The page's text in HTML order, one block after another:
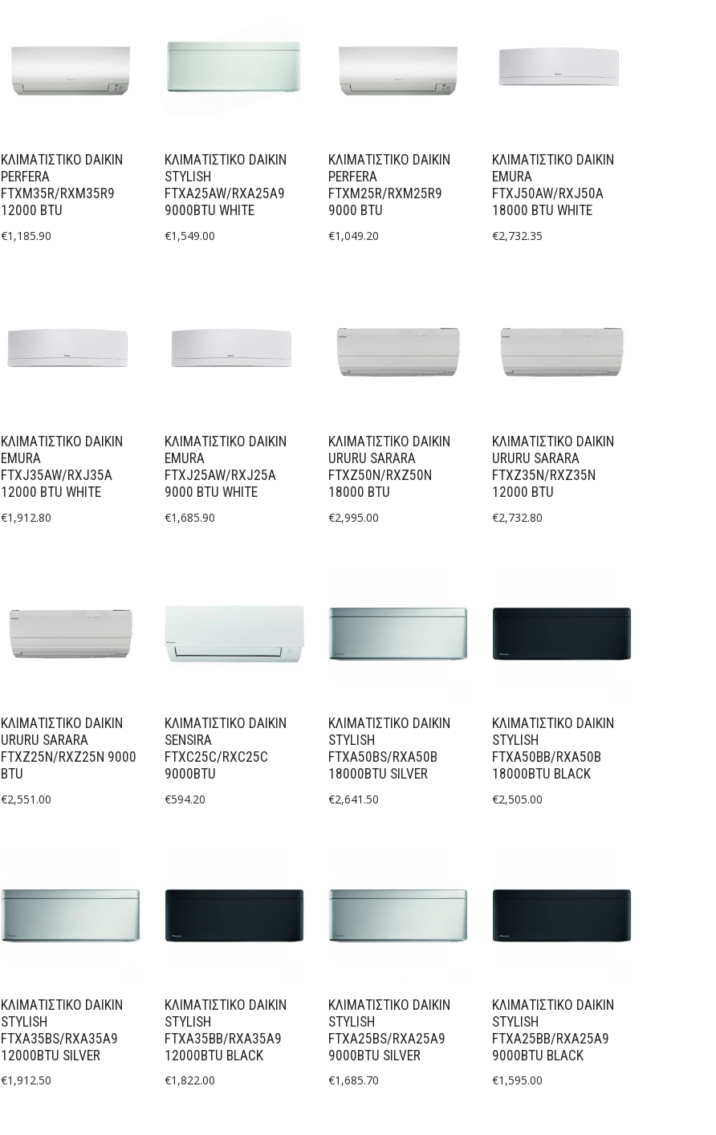
ΚΛΙΜΑΤΙΣΤΙΚΟ DAIKIN
PERFERA
FTXM35R/RXM35R9
12000 BTU
€1,185.90
ΚΛΙΜΑΤΙΣΤΙΚΟ DAIKIN
STYLISH
FTXA25AW/RXA25A9
9000BTU WHITE
€1,549.00
ΚΛΙΜΑΤΙΣΤΙΚΟ DAIKIN
PERFERA
FTXM25R/RXM25R9
9000 BTU
€1,049.20
ΚΛΙΜΑΤΙΣΤΙΚΟ DAIKIN
EMURA
FTXJ50AW/RXJ50A
18000 BTU WHITE
€2,732.35
ΚΛΙΜΑΤΙΣΤΙΚΟ DAIKIN
EMURA
FTXJ35AW/RXJ35A
12000 BTU WHITE
€1,912.80
ΚΛΙΜΑΤΙΣΤΙΚΟ DAIKIN
EMURA
FTXJ25AW/RXJ25A
9000 BTU WHITE
€1,685.90
ΚΛΙΜΑΤΙΣΤΙΚΟ DAIKIN
URURU SARARA
FTXZ50N/RXZ50N
18000 BTU
€2,995.00
ΚΛΙΜΑΤΙΣΤΙΚΟ DAIKIN
URURU SARARA
FTXZ35N/RXZ35N
12000 BTU
€2,732.80
ΚΛΙΜΑΤΙΣΤΙΚΟ DAIKIN
URURU SARARA
FTXZ25N/RXZ25N 9000
BTU
€2,551.00
ΚΛΙΜΑΤΙΣΤΙΚΟ DAIKIN
SENSIRA
FTXC25C/RXC25C
9000BTU
€594.20
ΚΛΙΜΑΤΙΣΤΙΚΟ DAIKIN
STYLISH
FTXA50BS/RXA50B
18000BTU SILVER
€2,641.50
ΚΛΙΜΑΤΙΣΤΙΚΟ DAIKIN
STYLISH
FTXA50BB/RXA50B
18000BTU BLACK
€2,505.00
ΚΛΙΜΑΤΙΣΤΙΚΟ DAIKIN
STYLISH
FTXA35BS/RXA35A9
12000BTU SILVER
€1,912.50
ΚΛΙΜΑΤΙΣΤΙΚΟ DAIKIN
STYLISH
FTXA35BB/RXA35A9
12000BTU BLACK
€1,822.00
ΚΛΙΜΑΤΙΣΤΙΚΟ DAIKIN
STYLISH
FTXA25BS/RXA25A9
9000BTU SILVER
€1,685.70
ΚΛΙΜΑΤΙΣΤΙΚΟ DAIKIN
STYLISH
FTXA25BB/RXA25A9
9000BTU BLACK
€1,595.00